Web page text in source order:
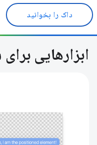
داک را بخوانید
ابزارهایی